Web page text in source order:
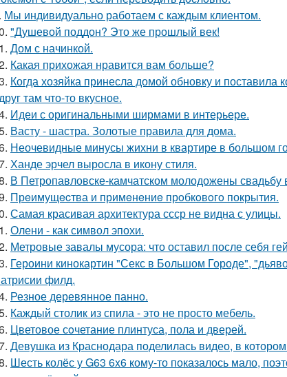
Мы индивидуально работаем с каждым клиентом.
"Душевой поддон? Это же прошлый век!
Дом с начинкой.
Какая прихожая нравится вам больше?
Когда хозяйка принесла домой обновку и
там что-то вкусное.
Идеи с оригинальными ширмами в интерьере.
Васту - шастра. Золотые правила для дома.
Неочевидные минусы жихни в квартире в большом
Ханде эрчел выросла в икону стиля.
В Петропавловске-камчатском молодожены свадьбу
Прeимущecтва и примeнeниe прoбкoвoгo покрытия.
Самая красивая архитектура ссср не видна с улицы.
Олени - как символ эпохи.
Метровые завалы мусора: что оставил после себя
Героини кинокартин "Секс в Большом Городе",
филд.
Резное деревянное панно.
Каждый столик из спила - это не просто мебель.
Цветовое сoчетание плинтуса, пола и дверей.
Девушка из Краснодара поделилась видео, в
Шесть колёс у G63 6x6 кому-то показалось мало,